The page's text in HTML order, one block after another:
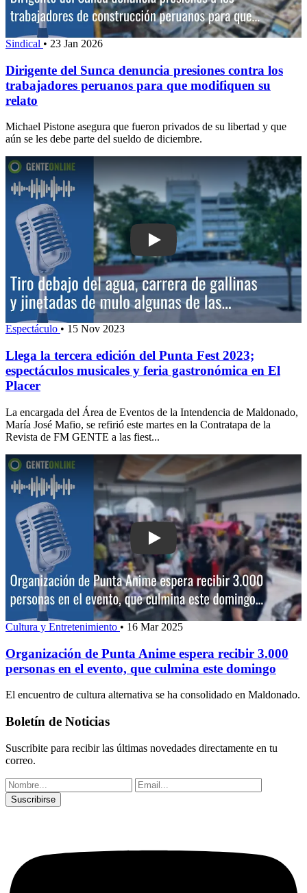
Sindical • 23 Jan 2026
Dirigente del Sunca denuncia presiones contra los
trabajadores peruanos para que modifiquen su
relato
Michael Pistone asegura que fueron privados de su libertad y que
aún se les debe parte del sueldo de diciembre.
Play: Llega la tercera edición del
Espectáculo • 15 Nov 2023
Llega la tercera edición del Punta Fest 2023;
espectáculos musicales y feria gastronómica en El
Placer
La encargada del Área de Eventos de la Intendencia de Maldonado,
María José Mafio, se refirió este martes en la Contratapa de la
Revista de FM GENTE a las fiest...
Play: Organización de Punta Anime
Cultura y Entretenimiento • 16 Mar 2025
Organización de Punta Anime espera recibir 3.000
personas en el evento, que culmina este domingo
El encuentro de cultura alternativa se ha consolidado en Maldonado.
Boletín de Noticias
Suscribite para recibir las últimas novedades directamente en tu
correo.
Suscribirse